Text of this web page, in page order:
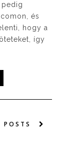
és
hogy a
így
POSTS